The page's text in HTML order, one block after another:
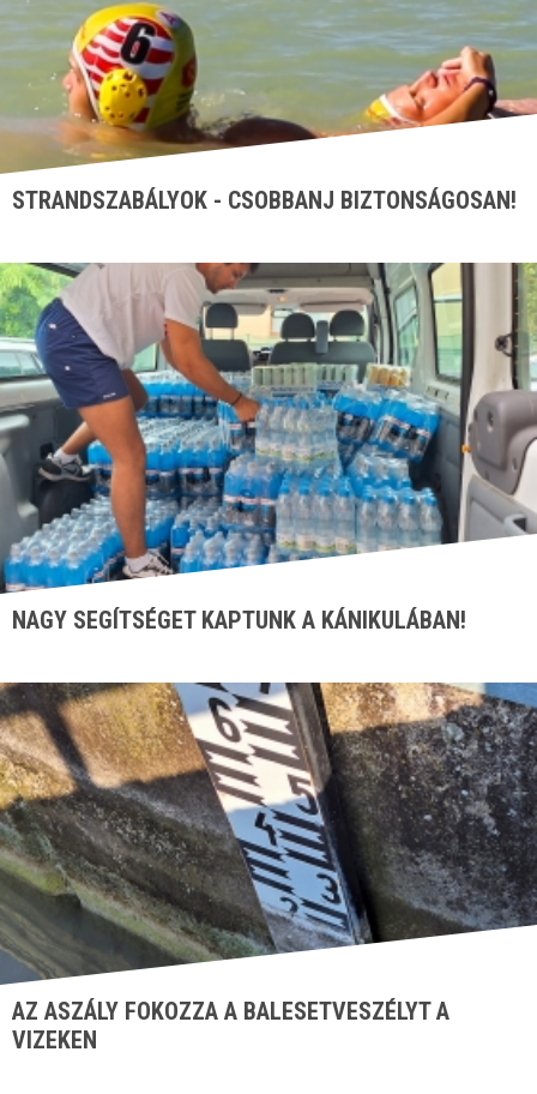
STRANDSZABÁLYOK - CSOBBANJ BIZTONSÁGOSAN!
NAGY SEGÍTSÉGET KAPTUNK A KÁNIKULÁBAN!
AZ ASZÁLY FOKOZZA A BALESETVESZÉLYT A
VIZEKEN